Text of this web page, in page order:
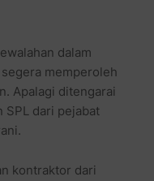
dalam
memperoleh
Apalagi ditengarai
SPL dari pejabat
kontraktor dari